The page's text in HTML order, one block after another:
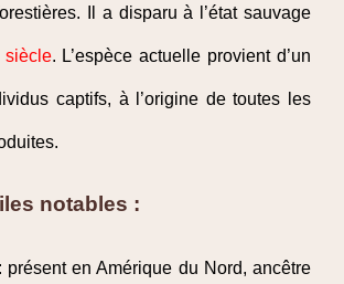
Il a disparu à l’état sauvage
siècle. L’espèce actuelle provient d’un
captifs, à l’origine de toutes les
notables :
: présent en Amérique du Nord, ancêtre